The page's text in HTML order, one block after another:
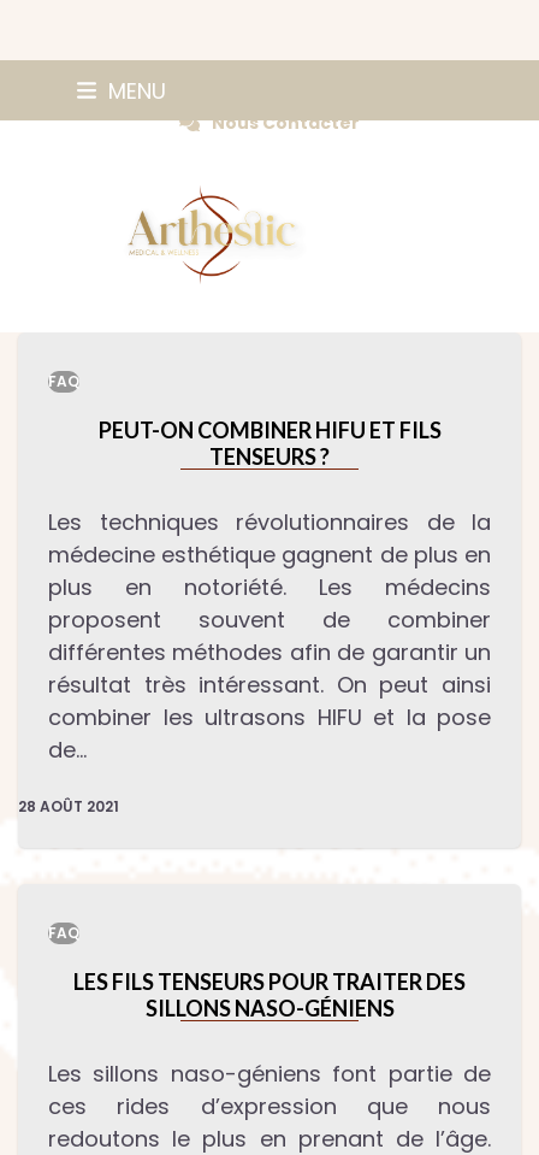
MENU
Nous Contacter
FAQ
PEUT-ON COMBINER HIFU ET FILS
TENSEURS ?
Les techniques révolutionnaires de la
médecine esthétique gagnent de plus en
plus en notoriété. Les médecins
proposent souvent de combiner
différentes méthodes afin de garantir un
résultat très intéressant. On peut ainsi
combiner les ultrasons HIFU et la pose
de…
28 AOÛT 2021
FAQ
LES FILS TENSEURS POUR TRAITER DES
SILLONS NASO-GÉNIENS
Les sillons naso-géniens font partie de
ces rides d’expression que nous
redoutons le plus en prenant de l’âge.